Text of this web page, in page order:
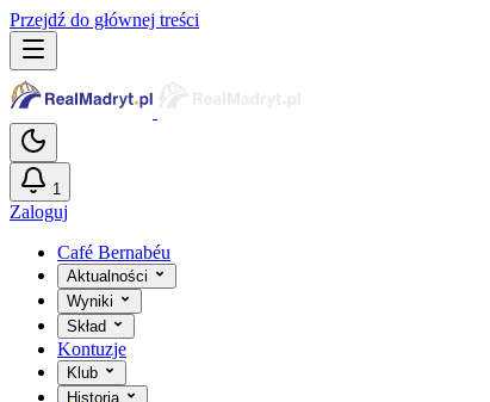
Przejdź do głównej treści
1
Zaloguj
Café Bernabéu
Aktualności
Wyniki
Skład
Kontuzje
Klub
Historia